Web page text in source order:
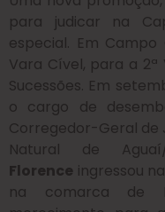
para judicar na
especial. Em
Vara Cível, para a
Sucessões. Em
o cargo de
Corregedor-Geral de
Natural de
Florence ingressou
na comarca de